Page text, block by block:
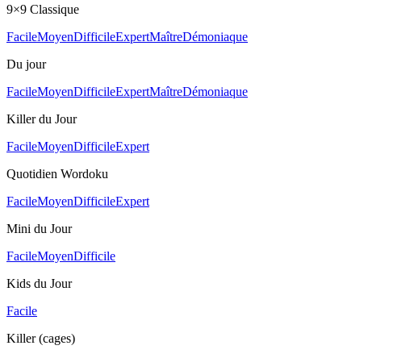
9×9 Classique
FacileMoyenDifficileExpertMaîtreDémoniaque
Du jour
FacileMoyenDifficileExpertMaîtreDémoniaque
Killer du Jour
FacileMoyenDifficileExpert
Quotidien Wordoku
FacileMoyenDifficileExpert
Mini du Jour
FacileMoyenDifficile
Kids du Jour
Facile
Killer (cages)